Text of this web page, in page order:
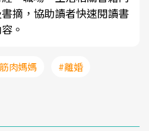
摘，協助讀者快速閱讀書
。
肉媽媽 #離婚